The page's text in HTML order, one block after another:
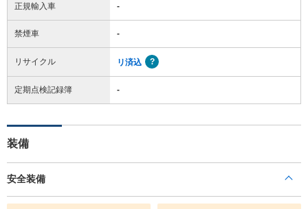
正規輸入車 -
禁煙車 -
リサイクル リ済込
定期点検記録簿 -
装備
安全装備